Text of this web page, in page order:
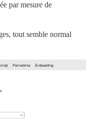
par mesure de
tout semble normal